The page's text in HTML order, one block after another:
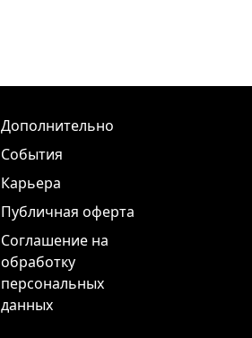
Дополнительно
События
Карьера
Публичная оферта
Соглашение на
обработку
персональных
данных